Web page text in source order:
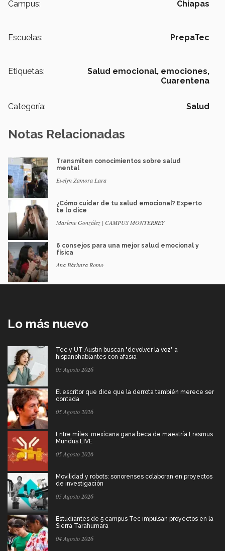
Campus: Chiapas
Escuelas: PrepaTec
Etiquetas: Salud emocional, emociones,
Cuarentena
Categoría: Salud
Notas Relacionadas
Transmiten conocimientos sobre salud
mental
Evelyn Zamora Lara
¿Cómo cuidar de tu salud emocional? Experto
te lo dice
Marlene González | CAMPUS MONTERREY
6 consejos para una mejor salud emocional y
física
Ana Bárbara Romo
Lo más nuevo
Tec y UT Austin buscan "devolver la voz" a
hispanohablantes con afasia
05 Agosto 2026
El escritor que dice que la derrota también merece ser
contada
05 Agosto 2026
Entre miles: mexicana gana beca de maestría Erasmus
Mundus LIVE
05 Agosto 2026
Movilidad y robots: sonorenses colaboran en proyectos
de investigación
05 Agosto 2026
Estudiantes de 5 campus Tec impulsan proyectos en la
Sierra Tarahumara
04 Agosto 2026